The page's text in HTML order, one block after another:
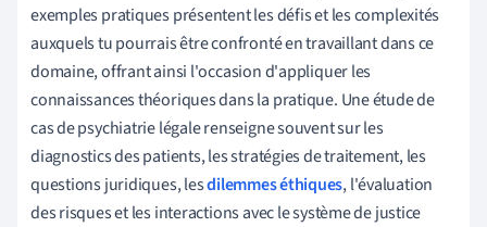
exemples pratiques présentent les défis et les complexités
auxquels tu pourrais être confronté en travaillant dans ce
domaine, offrant ainsi l'occasion d'appliquer les
connaissances théoriques dans la pratique. Une étude de
cas de psychiatrie légale renseigne souvent sur les
diagnostics des patients, les stratégies de traitement, les
questions juridiques, lesdilemmes éthiques, l'évaluation
des risques et les interactions avec le système de justice